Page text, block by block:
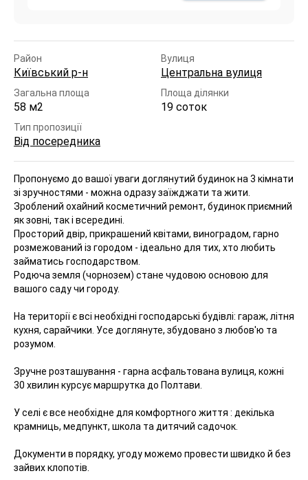
Район
Київський р-н
Вулиця
Центральна вулиця
Загальна площа
58 м2
Площа ділянки
19 соток
Тип пропозиції
Від посередника
Пропонуємо до вашої уваги доглянутий будинок на 3 кімнати
зі зручностями - можна одразу заїжджати та жити.
Зроблений охайний косметичний ремонт, будинок приємний
як зовні, так і всередині.
Просторий двір, прикрашений квітами, виноградом, гарно
розмежований із городом - ідеально для тих, хто любить
займатись господарством.
Родюча земля (чорнозем) стане чудовою основою для
вашого саду чи городу.
На території є всі необхідні господарські будівлі: гараж, літня
кухня, сарайчики. Усе доглянуте, збудовано з любов'ю та
розумом.
Зручне розташування - гарна асфальтована вулиця, кожні
30 хвилин курсує маршрутка до Полтави.
У селі є все необхідне для комфортного життя : декілька
крамниць, медпункт, школа та дитячий садочок.
Документи в порядку, угоду можемо провести швидко й без
зайвих клопотів.